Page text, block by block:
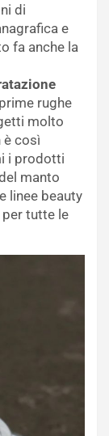
di
e
fa anche la
rughe
molto
è così
i prodotti
manto
linee beauty
per tutte le